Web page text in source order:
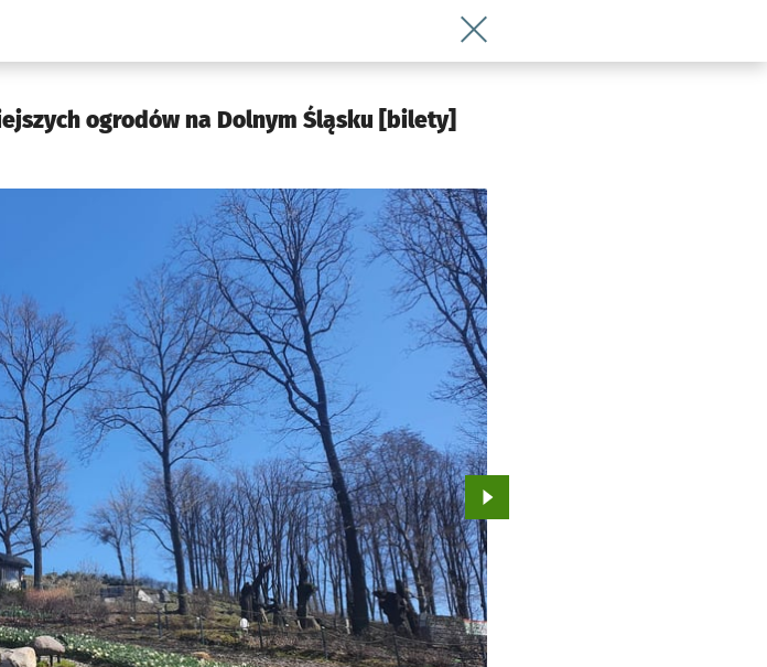
Wrocławiu
Wróć do artykułu Arboretum
ogrodów na Dolnym Śląsku [bilety]
Przejdź do kolejnego zdjęcia.